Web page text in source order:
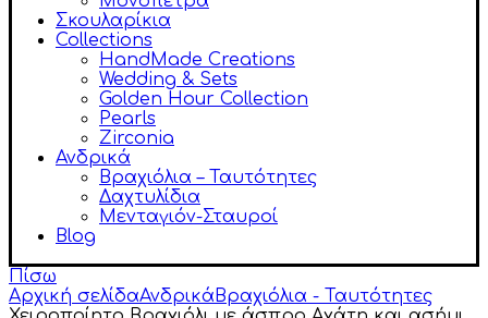
Σκουλαρίκια
Collections
HandMade Creations
Wedding & Sets
Golden Hour Collection
Pearls
Zirconia
Ανδρικά
Βραχιόλια – Ταυτότητες
Δαχτυλίδια
Μενταγιόν-Σταυροί
Blog
Πίσω
Αρχική σελίδαΑνδρικά Βραχιόλια - Ταυτότητες